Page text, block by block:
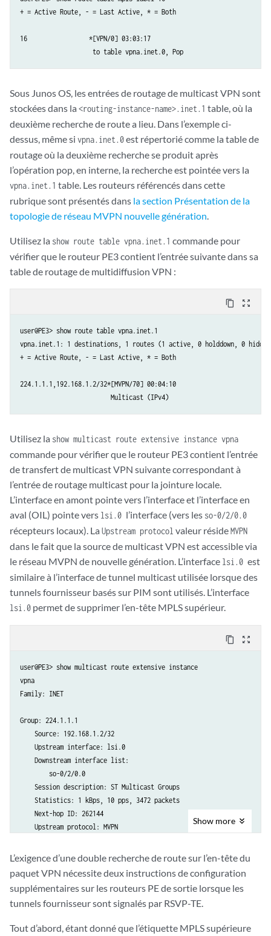
+ = Active Route, - = Last Active, * = Both
16                 *[VPN/0] 03:03:17
                    to table vpna.inet.0, Pop
Sous Junos OS, les entrées de routage de multicast VPN sont
stockées dans la <routing-instance-name>.inet.1 table, où la
deuxième recherche de route a lieu. Dans l’exemple ci-
dessus, même si vpna.inet.0est répertorié comme la table de
routage où la deuxième recherche se produit après
l’opération pop, en interne, la recherche est pointée vers la
vpna.inet.1 table. Les routeurs référencés dans cette
rubrique sont présentés dans la section Présentation de la
topologie de réseau MVPN nouvelle génération.
Utilisez la show route table vpna.inet.1 commande pour
vérifier que le routeur PE3 contient l’entrée suivante dans sa
table de routage de multidiffusion VPN :
content_copy zoom_out_map
user@PE3> show route table vpna.inet.1
vpna.inet.1: 1 destinations, 1 routes (1 active, 0 holddown, 0
+ = Active Route, - = Last Active, * = Both
224.1.1.1,192.168.1.2/32*[MVPN/70] 00:04:10
                         Multicast (IPv4)
Utilisez la show multicast route extensive instance vpna
commande pour vérifier que le routeur PE3 contient l’entrée
de transfert de multicast VPN suivante correspondant à
l’entrée de routage multicast pour la jointure locale.
L’interface en amont pointe vers l’interface et l’interface en
aval (OIL) pointe vers lsi.0 l’interface (vers les so-0/2/0.0
récepteurs locaux). La Upstream protocol valeur résideMVPN
dans le fait que la source de multicast VPN est accessible via
le réseau MVPN de nouvelle génération. L’interface lsi.0 est
similaire à l’interface de tunnel multicast utilisée lorsque des
tunnels fournisseur basés sur PIM sont utilisés. L’interface
lsi.0 permet de supprimer l’en-tête MPLS supérieur.
content_copy zoom_out_map
user@PE3> show multicast route extensive instance
vpna
Family: INET
Group: 224.1.1.1
    Source: 192.168.1.2/32
    Upstream interface: lsi.0
    Downstream interface list:
        so-0/2/0.0
    Session description: ST Multicast Groups
    Statistics: 1 kBps, 10 pps, 3472 packets
    Next-hop ID: 262144
    Upstream protocol: MVPN
    Forwarding state: Forwarding
    Wrong incoming interface notifications: 0
Family: INET6
Show more
L’exigence d’une double recherche de route sur l’en-tête du
paquet VPN nécessite deux instructions de configuration
supplémentaires sur les routeurs PE de sortie lorsque les
tunnels fournisseur sont signalés par RSVP-TE.
Tout d’abord, étant donné que l’étiquette MPLS supérieure